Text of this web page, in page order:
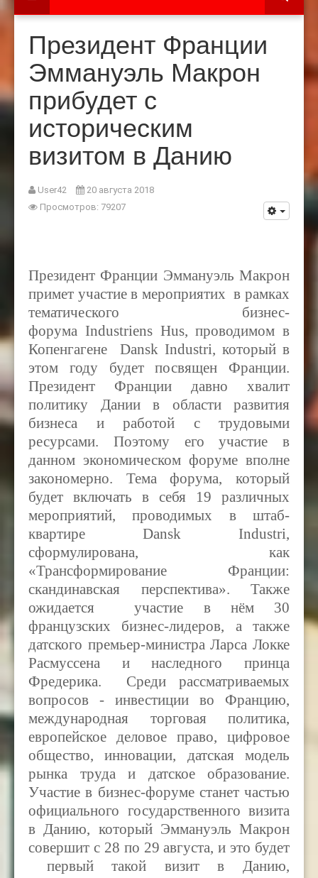
Президент Франции
Эммануэль Макрон
прибудет с
историческим
визитом в Данию
User42
20 августа 2018
Просмотров: 79207
Президент Франции Эммануэль Макрон
примет участие в мероприятих в рамках
тематического бизнес-
форума Industriens Hus, проводимом в
Копенгагене Dansk Industri, который в
этом году будет посвящен Франции.
Президент Франции давно хвалит
политику Дании в области развития
бизнеса и работой с трудовыми
ресурсами. Поэтому его участие в
данном экономическом форуме вполне
закономерно. Тема форума, который
будет включать в себя 19 различных
мероприятий, проводимых в штаб-
квартире Dansk Industri,
сформулирована, как
«Трансформирование Франции:
скандинавская перспектива». Также
ожидается участие в нём 30
французских бизнес-лидеров, а также
датского премьер-министра Ларса Локке
Расмуссена и наследного принца
Фредерика. Среди рассматриваемых
вопросов - инвестиции во Францию,
международная торговая политика,
европейское деловое право, цифровое
общество, инновации, датская модель
рынка труда и датское образование.
Участие в бизнес-форуме станет частью
официального государственного визита
в Данию, который Эммануэль Макрон
совершит с 28 по 29 августа, и это будет
первый такой визит в Данию,